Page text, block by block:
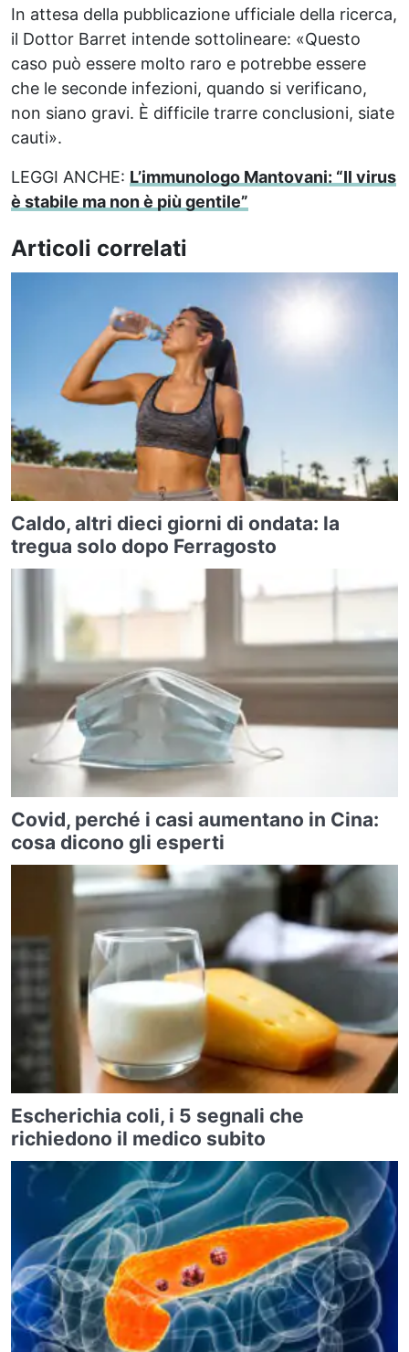
In attesa della pubblicazione ufficiale della ricerca,
il Dottor Barret intende sottolineare: «Questo
caso può essere molto raro e potrebbe essere
che le seconde infezioni, quando si verificano,
non siano gravi. È difficile trarre conclusioni, siate
cauti».
LEGGI ANCHE: L’immunologo Mantovani: “Il virus
è stabile ma non è più gentile”
Articoli correlati
Caldo, altri dieci giorni di ondata: la
tregua solo dopo Ferragosto
Covid, perché i casi aumentano in Cina:
cosa dicono gli esperti
Escherichia coli, i 5 segnali che
richiedono il medico subito